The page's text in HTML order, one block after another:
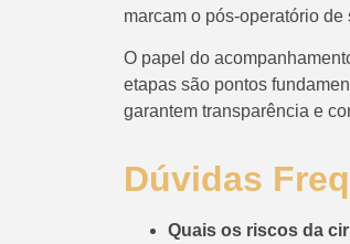
marcam o pós-operatório de
O papel do
etapas são pontos
garantem transparência e
Dúvidas
Quais os riscos da